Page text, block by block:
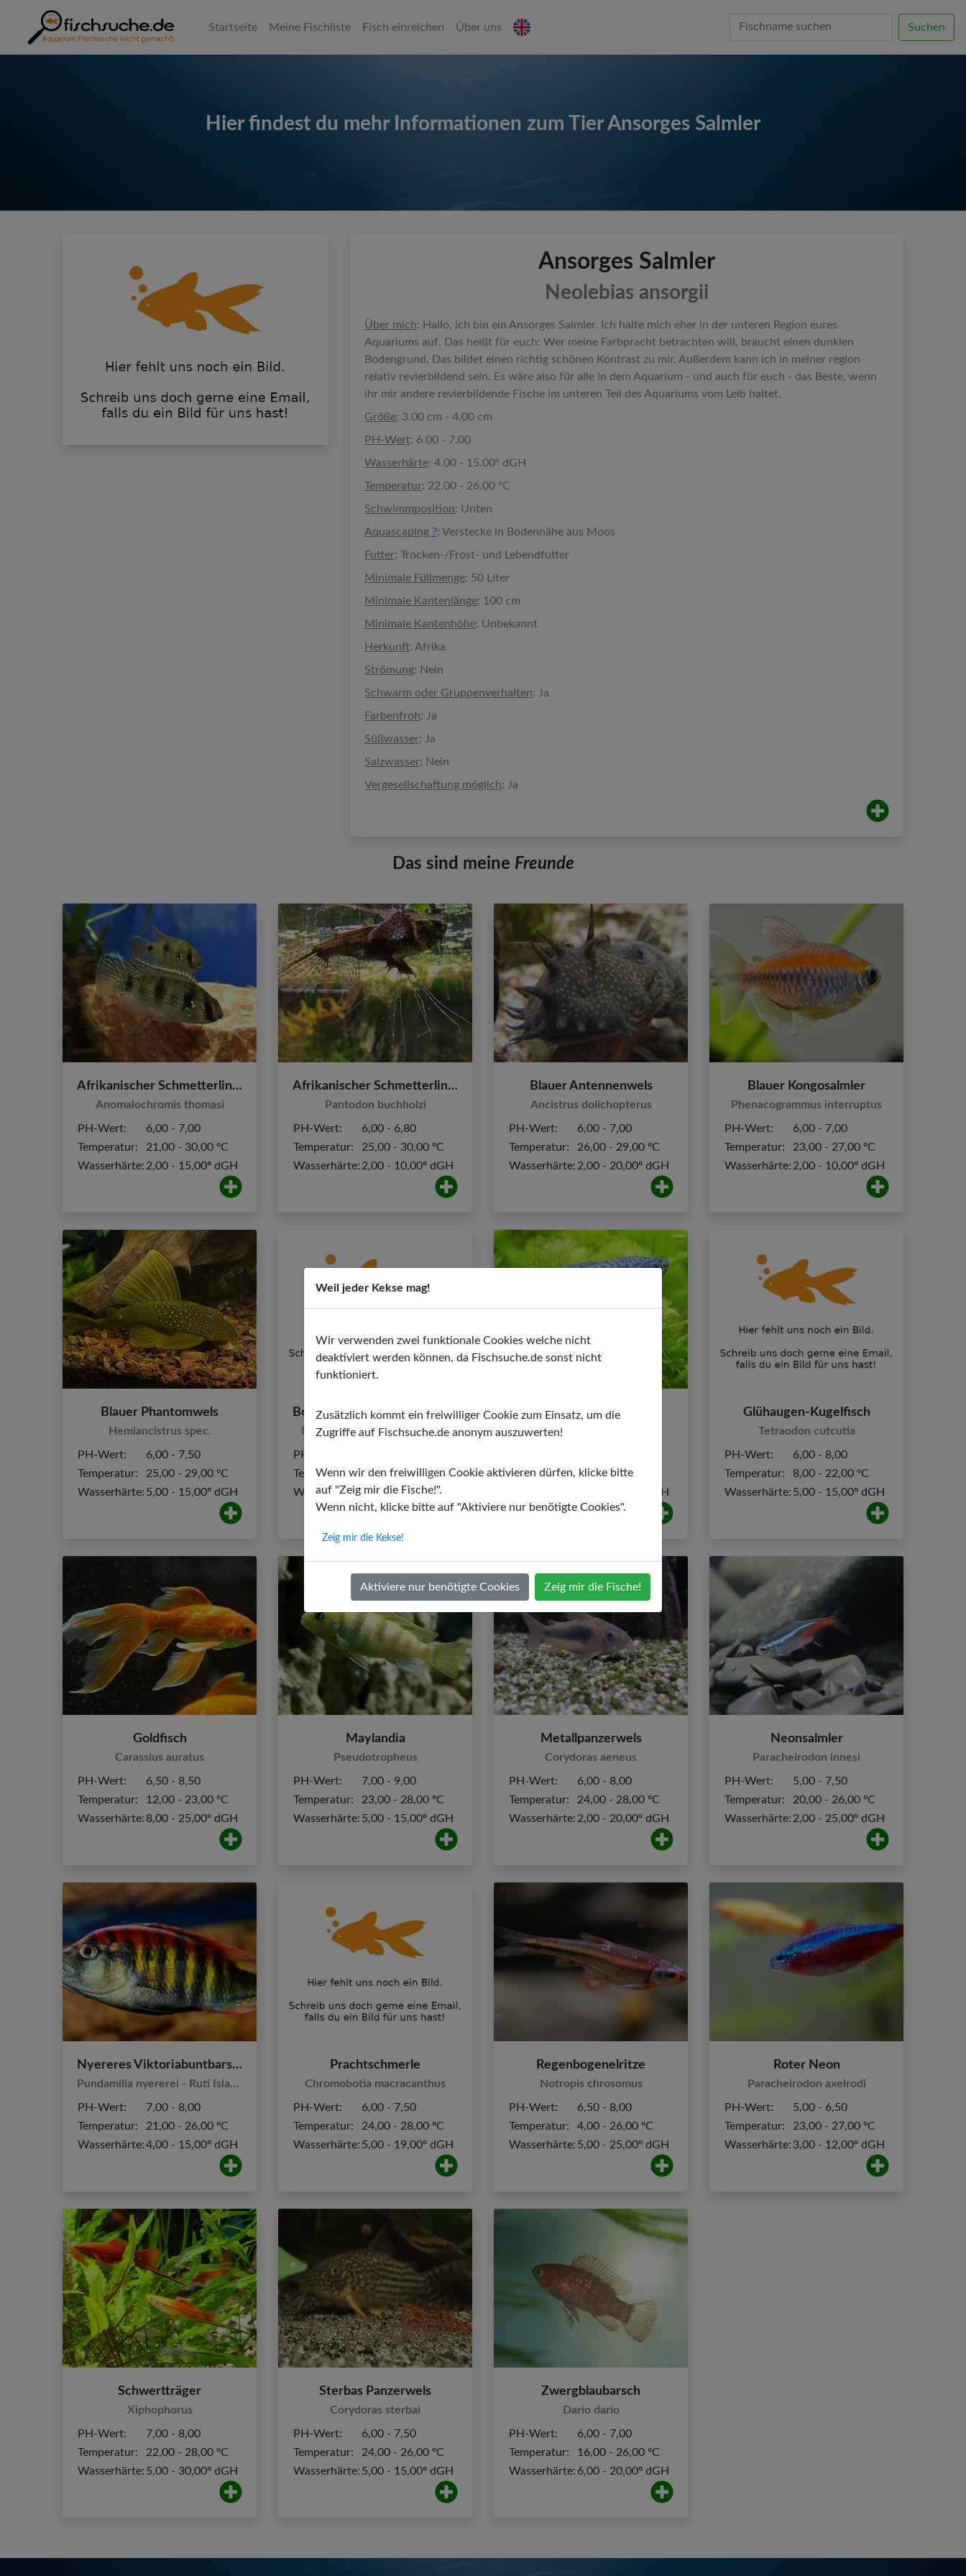
Weil jeder Kekse mag!
Wir verwenden zwei funktionale Cookies welche nicht
deaktiviert werden können, da Fischsuche.de sonst nicht
funktioniert.
Zusätzlich kommt ein freiwilliger Cookie zum Einsatz, um die
Zugriffe auf Fischsuche.de anonym auszuwerten!
Wenn wir den freiwilligen Cookie aktivieren dürfen, klicke bitte
auf "Zeig mir die Fische!".
Wenn nicht, klicke bitte auf "Aktiviere nur benötigte Cookies".
Zeig mir die Kekse!
Aktiviere nur benötigte Cookies Zeig mir die Fische!
Startseite Meine Fischliste Fisch einreichen Über uns Suchen
Hier findest du mehr Informationen zum Tier Ansorges Salmler
Ansorges Salmler
Neolebias ansorgii
Über mich: Hallo, ich bin ein Ansorges Salmler. Ich halte mich eher in der unteren Region eures
Aquariums auf. Das heißt für euch: Wer meine Farbpracht betrachten will, braucht einen dunklen
Bodengrund. Das bildet einen richtig schönen Kontrast zu mir. Außerdem kann ich in meiner region
relativ revierbildend sein. Es wäre also für alle in dem Aquarium - und auch für euch - das Beste, wenn
ihr mir andere revierbildende Fische im unteren Teil des Aquariums vom Leib haltet.
Größe: 3.00 cm - 4.00 cm
PH-Wert: 6.00 - 7.00
Wasserhärte: 4.00 - 15.00º dGH
Temperatur: 22.00 - 26.00 ºC
Schwimmposition: Unten
Aquascaping ?: Verstecke in Bodennähe aus Moos
Futter: Trocken-/Frost- und Lebendfutter
Minimale Füllmenge: 50 Liter
Minimale Kantenlänge: 100 cm
Minimale Kantenhöhe: Unbekannt
Herkunft: Afrika
Strömung: Nein
Schwarm oder Gruppenverhalten: Ja
Farbenfroh: Ja
Süßwasser: Ja
Salzwasser: Nein
Vergesellschaftung möglich: Ja
Das sind meine Freunde
Afrikanischer Schmetterlingsbuntbarsch
Anomalochromis thomasi
PH-Wert:
6,00 - 7,00
Temperatur:
21,00 - 30,00 ºC
Wasserhärte: 2,00 - 15,00º dGH
Afrikanischer Schmetterlingsfisch
Pantodon buchholzi
PH-Wert:
6,00 - 6,80
Temperatur:
25,00 - 30,00 ºC
Wasserhärte: 2,00 - 10,00º dGH
Blauer Antennenwels
Ancistrus dolichopterus
PH-Wert:
6,00 - 7,00
Temperatur:
26,00 - 29,00 ºC
Wasserhärte: 2,00 - 20,00º dGH
Blauer Kongosalmler
Phenacogrammus interruptus
PH-Wert:
6,00 - 7,00
Temperatur:
23,00 - 27,00 ºC
Wasserhärte: 2,00 - 10,00º dGH
Blauer Phantomwels
Hemiancistrus spec.
PH-Wert:
6,00 - 7,50
Temperatur:
25,00 - 29,00 ºC
Wasserhärte: 5,00 - 15,00º dGH
Bolivianischer Schmetterlingsbuntbarsch
Mikrogeophagus altispinosus
PH-Wert:
Temperatur:
23,00 - 27,00 ºC
Wasserhärte: 2,00 - 15,00º dGH
Fadenfisch
Trichogaster
Temperatur:
22,00 - 28,00 ºC
5,00 - 19,00º dGH
Glühaugen-Kugelfisch
Tetraodon cutcutia
PH-Wert:
6,00 - 8,00
Temperatur:
8,00 - 22,00 ºC
Wasserhärte: 5,00 - 15,00º dGH
Goldfisch
Carassius auratus
PH-Wert:
6,50 - 8,50
Temperatur:
12,00 - 23,00 ºC
Wasserhärte: 8,00 - 25,00º dGH
Maylandia
Pseudotropheus
PH-Wert:
7,00 - 9,00
Temperatur:
23,00 - 28,00 ºC
Wasserhärte: 5,00 - 15,00º dGH
Metallpanzerwels
Corydoras aeneus
PH-Wert:
6,00 - 8,00
Temperatur:
24,00 - 28,00 ºC
Wasserhärte: 2,00 - 20,00º dGH
Neonsalmler
Paracheirodon innesi
PH-Wert:
5,00 - 7,50
Temperatur:
20,00 - 26,00 ºC
Wasserhärte: 2,00 - 25,00º dGH
Nyereres Viktoriabuntbarsch
Pundamilia nyererei - Ruti Island
PH-Wert:
7,00 - 8,00
Temperatur:
21,00 - 26,00 ºC
Wasserhärte:4,00 - 15,00º dGH
Prachtschmerle
Chromobotia macracanthus
PH-Wert:
6,00 - 7,50
Temperatur:
24,00 - 28,00 ºC
Wasserhärte: 5,00 - 19,00º dGH
Regenbogenelritze
Notropis chrosomus
PH-Wert:
6,50 - 8,00
Temperatur:
4,00 - 26,00 ºC
Wasserhärte: 5,00 - 25,00º dGH
Roter Neon
Paracheirodon axelrodi
PH-Wert:
5,00 - 6,50
Temperatur:
23,00 - 27,00 ºC
Wasserhärte: 3,00 - 12,00º dGH
Schwertträger
Xiphophorus
PH-Wert:
7,00 - 8,00
Temperatur:
22,00 - 28,00 ºC
Wasserhärte: 5,00 - 30,00º dGH
Sterbas Panzerwels
Corydoras sterbai
PH-Wert:
6,00 - 7,50
Temperatur:
24,00 - 26,00 ºC
Wasserhärte: 5,00 - 15,00º dGH
Zwergblaubarsch
Dario dario
PH-Wert:
6,00 - 7,00
Temperatur:
16,00 - 26,00 ºC
Wasserhärte: 6,00 - 20,00º dGH